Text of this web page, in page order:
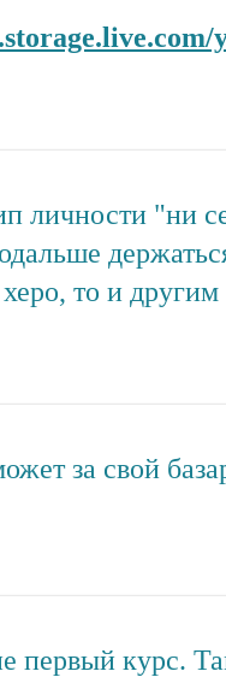
личности "ни
то и другим
за свой
первый курс.